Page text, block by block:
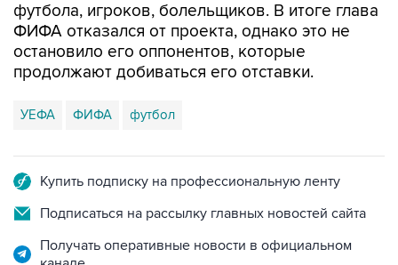
футбола, игроков, болельщиков. В итоге глава
ФИФА отказался от проекта, однако это не
остановило его оппонентов, которые
продолжают добиваться его отставки.
УЕФА ФИФА футбол
Купить подписку на профессиональную ленту
Подписаться на рассылку главных новостей сайта
Получать оперативные новости в официальном